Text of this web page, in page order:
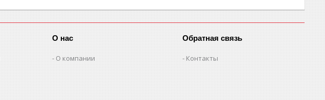
О нас
О компании
Обратная связь
Контакты